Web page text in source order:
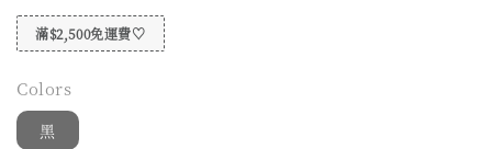
滿$2,500免運費♡
Colors
黑